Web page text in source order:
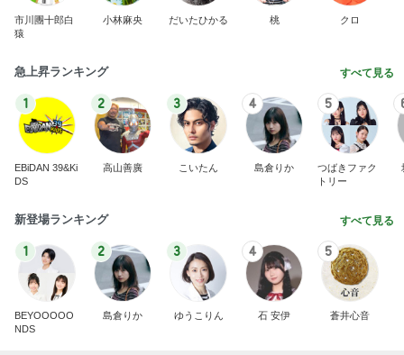
市川團十郎白
猿
小林麻央 だいたひかる 桃 クロ
急上昇ランキング すべて見る
1
EBiDAN 39&Ki
DS
2
高山善廣
3
こいたん
4
島倉りか
5
つばきファク
トリー
新登場ランキング すべて見る
1
BEYOOOOO
NDS
2
島倉りか
3
ゆうこりん
4
石 安伊
5
蒼井心音